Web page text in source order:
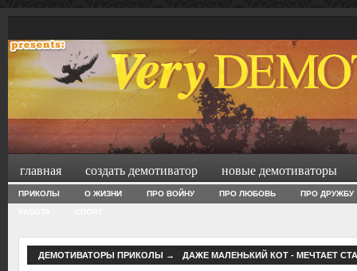
главная создать демотиватор новые демотиваторы
ПРИКОЛЫ О ЖИЗНИ ПРО ВОЙНУ ПРО ЛЮБОВЬ ПРО ДРУЖБУ
ДЕМОТИВАТОРЫ ПРИКОЛЫ → ДАЖЕ МАЛЕНЬКИЙ КОТ - МЕЧТАЕТ